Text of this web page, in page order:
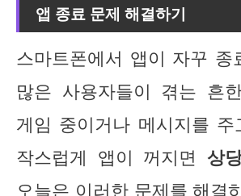
앱 종료 문제 해결하기
스마트폰에서 앱이 자꾸 종
많은 사용자들이 겪는 흔
게임 중이거나 메시지를
작스럽게 앱이 꺼지면 상
오늘은 이러한 문제를 해결